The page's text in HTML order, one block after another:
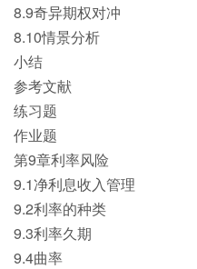
8.9奇异期权对冲
8.10情景分析
小结
参考文献
练习题
作业题
第9章利率风险
9.1净利息收入管理
9.2利率的种类
9.3利率久期
9.4曲率